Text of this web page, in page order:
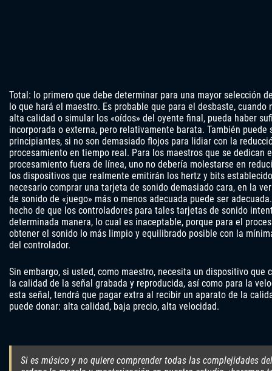
Total: lo primero que debe determinar para una mayor selección
lo que hará el maestro. Es probable que para el desbaste, cuando
alta calidad o simular los «oídos» del oyente final, pueda haber
incorporada o externa, pero relativamente barata. También puede
principiantes, si no son demasiado flojos para lidiar con la
procesamiento en tiempo real. Para los maestros que se dedican
procesamiento fuera de línea, uno no debería molestarse en
los dispositivos que realmente emitirán los hertz y bits
necesario comprar una tarjeta de sonido demasiado cara, en la
de sonido de «juego» más o menos adecuada puede ser
hecho de que los controladores para tales tarjetas de sonido
determinada manera, lo cual es inaceptable, porque para el
obtener el sonido lo más limpio y equilibrado posible con la
del controlador.
Sin embargo, si usted, como maestro, necesita un dispositivo que
la calidad de la señal grabada y reproducida, así como para la
esta señal, tendrá que pagar extra al recibir un aparato de la
puede donar: alta calidad, baja precio, alta velocidad.
Si es músico y no quiere comprender todas las complejidades